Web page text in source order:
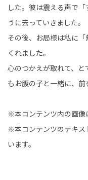
した。彼は震える声で
うに去っていきました。
その後、お局様は私に
くれました。
心のつかえが取れて、
もお腹の子と一緒に、前
※本コンテンツ内の画像
※本コンテンツのテキス
います。